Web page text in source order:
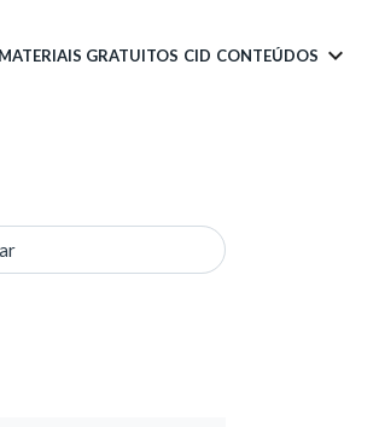
MATERIAIS GRATUITOS CID CONTEÚDOS